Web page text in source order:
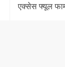
एक्सेस फ्यूल